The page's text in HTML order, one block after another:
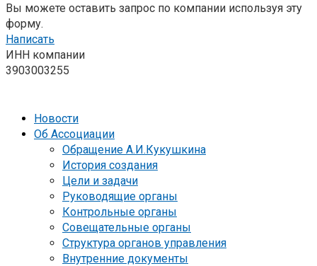
Вы можете оставить запрос по компании используя эту
форму.
Написать
ИНН компании
3903003255
Новости
Об Ассоциации
Обращение А.И.Кукушкина
История создания
Цели и задачи
Руководящие органы
Контрольные органы
Совещательные органы
Структура органов управления
Внутренние документы